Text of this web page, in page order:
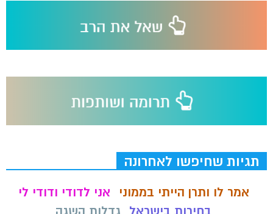
תגיות שחיפשו לאחרונה
אמר לו ותרן הייתי בממוני
אני לדודי ודודי לי